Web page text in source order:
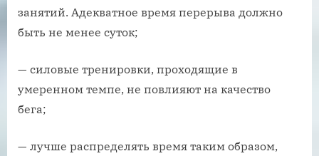
занятий. Адекватное время перерыва должно
быть не менее суток;
— силовые тренировки, проходящие в
умеренном темпе, не повлияют на качество
бега;
— лучше распределять время таким образом,